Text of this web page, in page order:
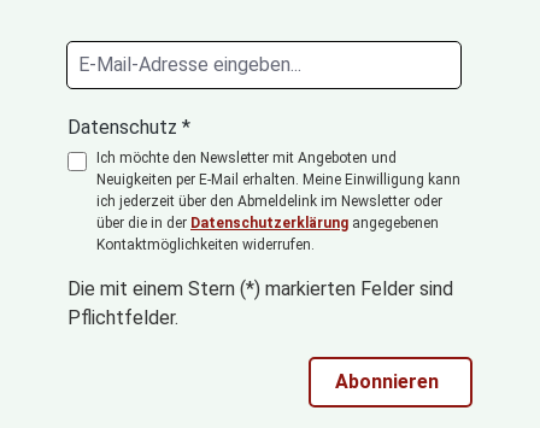
Datenschutz *
Ich möchte den Newsletter mit Angeboten und
Neuigkeiten per E-Mail erhalten. Meine Einwilligung kann
ich jederzeit über den Abmeldelink im Newsletter oder
über die in der Datenschutzerklärung angegebenen
Kontaktmöglichkeiten widerrufen.
Die mit einem Stern (*) markierten Felder sind
Pflichtfelder.
Abonnieren